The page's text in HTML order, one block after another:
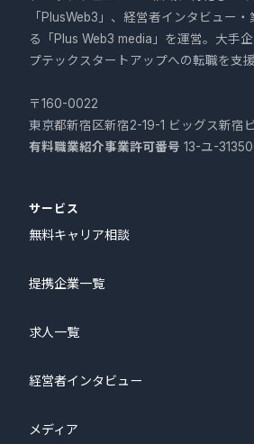
「PlusWeb3」、経営者インタビュー
る「Plus Web3 media」を運営。大手
プテックスタートアップへの転職を支援
〒160-0022
東京都新宿区新宿2-19-1 ビッグス新宿
有料職業紹介事業許可番号 13-ユ-
サービス
無料キャリア相談
提携企業一覧
求人一覧
経営者インタビュー
メディア